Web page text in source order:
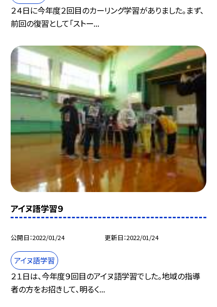
２４日に今年度２回目のカーリング学習がありました。まず、
前回の復習として「ストー...
アイヌ語学習９
公開日 2022/01/24 更新日 2022/01/24
アイヌ語学習
２１日は、今年度９回目のアイヌ語学習でした。地域の指導
者の方をお招きして、明るく...